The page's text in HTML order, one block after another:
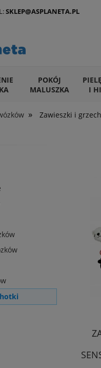
POKÓJ
MALUSZKA
I
» Zawieszki i
SKLEP@ASPLANETA.PL